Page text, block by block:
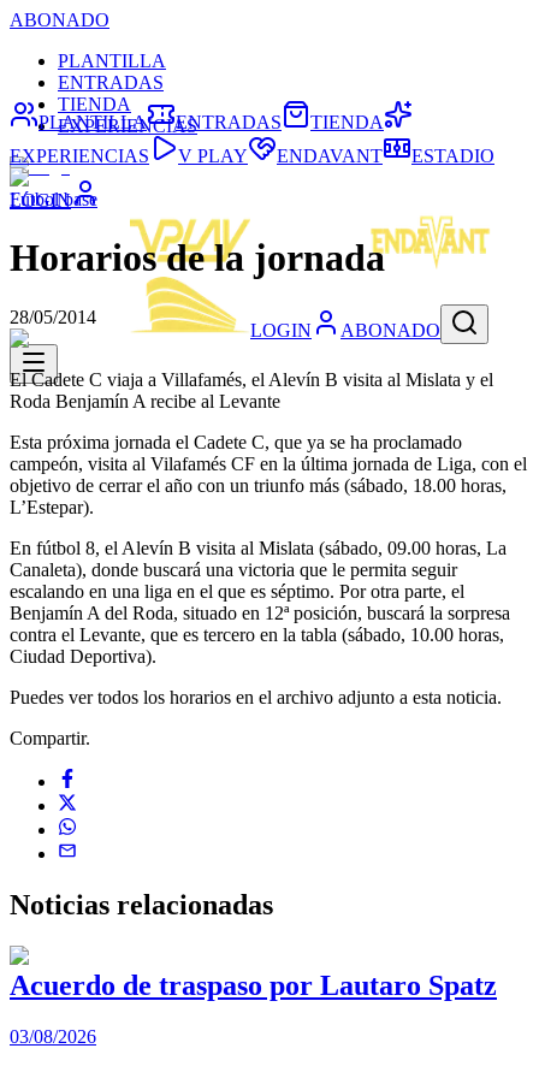
ABONADO
PLANTILLA
ENTRADAS
TIENDA
EXPERIENCIAS
LOGIN
LOGIN ABONADO
PLANTILLA ENTRADAS
TIENDA
EXPERIENCIAS
V PLAY ENDAVANT ESTADIO
Fútbol base
Horarios de la jornada
28/05/2014
El Cadete C viaja a Villafamés, el Alevín B visita al Mislata y el
Roda Benjamín A recibe al Levante
Esta próxima jornada el Cadete C, que ya se ha proclamado
campeón, visita al Vilafamés CF en la última jornada de Liga, con el
objetivo de cerrar el año con un triunfo más (sábado, 18.00 horas,
L’Estepar).
En fútbol 8, el Alevín B visita al Mislata (sábado, 09.00 horas, La
Canaleta), donde buscará una victoria que le permita seguir
escalando en una liga en el que es séptimo. Por otra parte, el
Benjamín A del Roda, situado en 12ª posición, buscará la sorpresa
contra el Levante, que es tercero en la tabla (sábado, 10.00 horas,
Ciudad Deportiva).
Puedes ver todos los horarios en el archivo adjunto a esta noticia.
Compartir.
Noticias relacionadas
Acuerdo de traspaso por Lautaro Spatz
03/08/2026